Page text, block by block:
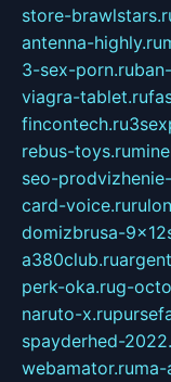
store-
antenna-highly.ru
3-sex-porn.ru
viagra-tablet.ru
fincontech.ru
rebus-toys.ru
seo-
card-voice.ru
domizbrusa-
a380club.ru
perk-oka.rug-
naruto-x.ru
spayderhed-
webamator.ruma-